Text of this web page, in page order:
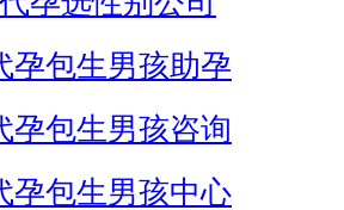
孕包生男孩助孕
孕包生男孩咨询
孕包生男孩中心